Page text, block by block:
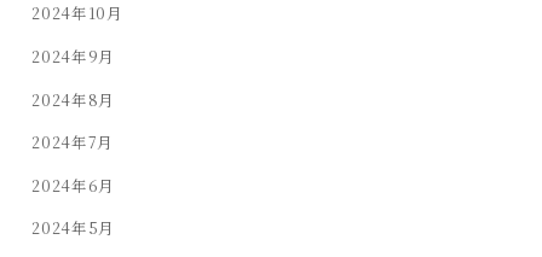
2024年10月
2024年9月
2024年8月
2024年7月
2024年6月
2024年5月